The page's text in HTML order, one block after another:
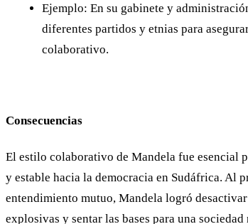
Ejemplo: En su gabinete y
diferentes partidos y etnias para
colaborativo.
Consecuencias
El estilo colaborativo de Mandela fue esencial
y estable hacia la democracia en Sudáfrica. Al
entendimiento mutuo, Mandela logró
explosivas y sentar las bases para una